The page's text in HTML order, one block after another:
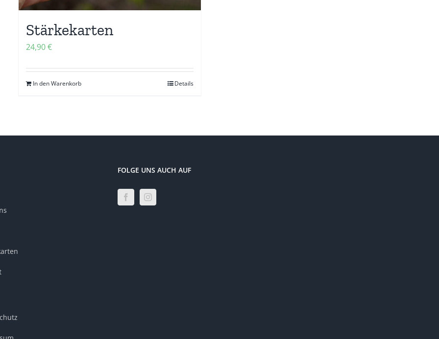
Stärkekarten
24,90€
In den Warenkorb Details
FOLGE UNS AUCH AUF